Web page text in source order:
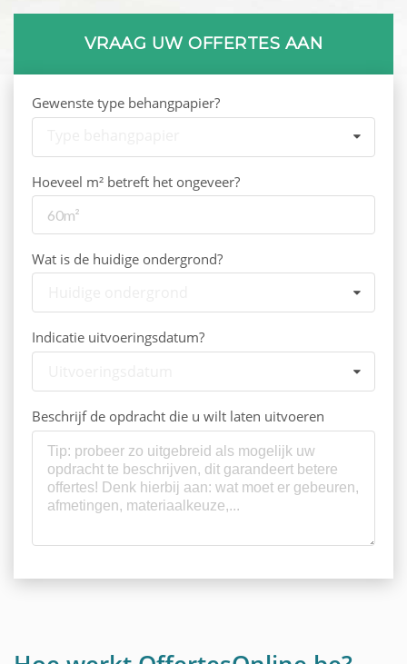
VRAAG UW OFFERTES AAN
Gewenste type behangpapier?
Hoeveel m² betreft het ongeveer?
Wat is de huidige ondergrond?
Indicatie uitvoeringsdatum?
Beschrijf de opdracht die u wilt laten uitvoeren